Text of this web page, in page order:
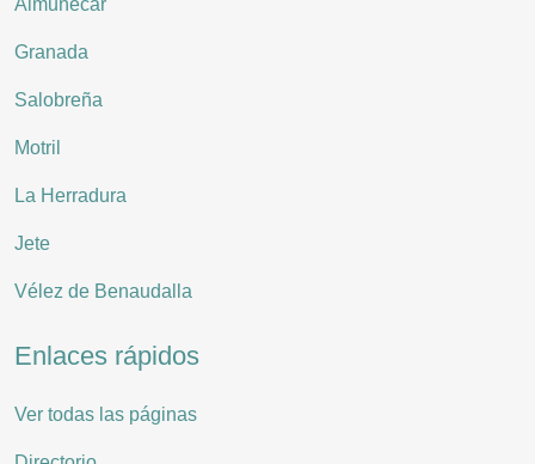
Granada
Salobreña
Motril
La Herradura
Jete
Vélez de Benaudalla
Enlaces rápidos
Ver todas las páginas